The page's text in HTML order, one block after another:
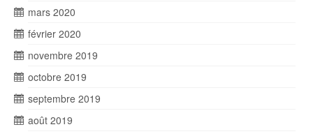
mars 2020
février 2020
novembre 2019
octobre 2019
septembre 2019
août 2019